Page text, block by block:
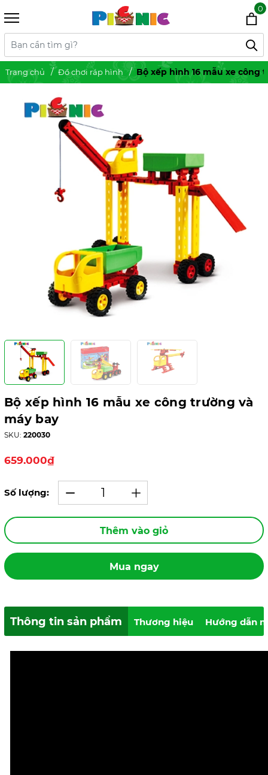
0
Trang chủ Đồ chơi ráp hình Bộ xếp hình 16 mẫu xe công
Bộ xếp hình 16 mẫu xe công trường và
máy bay
SKU: 220030
659.000₫
Số lượng:
Thêm vào giỏ
Mua ngay
Thông tin sản phẩm Thương hiệu Hướng dẫn